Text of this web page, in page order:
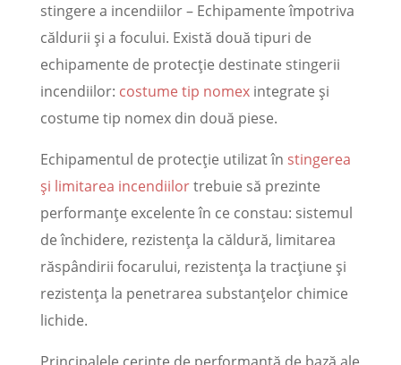
stingere a incendiilor – Echipamente împotriva
căldurii și a focului. Există două tipuri de
echipamente de protecție destinate stingerii
incendiilor: costume tip nomexintegrate și
costume tip nomex din două piese.
Echipamentul de protecție utilizat în stingerea
şi limitarea incendiilortrebuie să prezinte
performanțe excelente în ce constau: sistemul
de închidere, rezistența la căldură, limitarea
răspândirii focarului, rezistența la tracțiune și
rezistența la penetrarea substanțelor chimice
lichide.